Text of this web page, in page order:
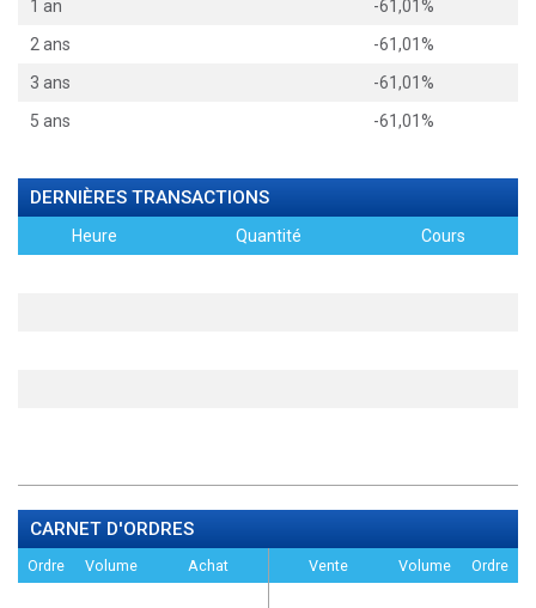
1 an
-61,01%
2 ans
-61,01%
3 ans
-61,01%
5 ans
-61,01%
DERNIÈRES TRANSACTIONS
Heure Quantité Cours
CARNET D'ORDRES
Ordre Volume Achat Vente Volume Ordre